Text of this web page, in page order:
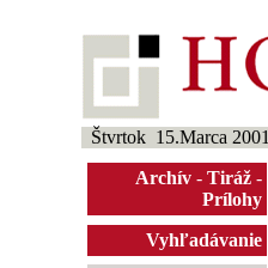
Štvrtok 15.Marca 2001
Archív - Tiráž -
Prílohy
Vyhľadávanie